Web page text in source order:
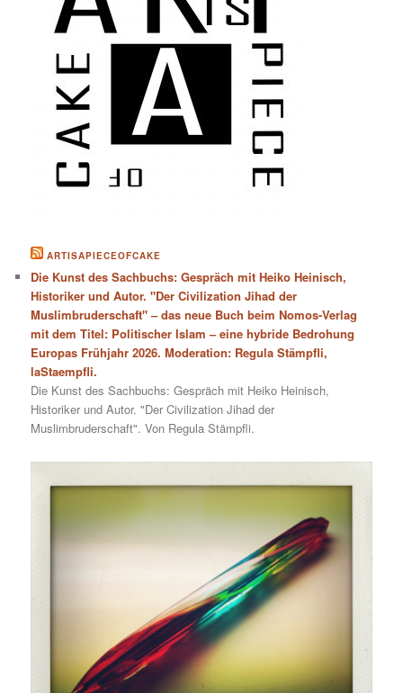
ARTISAPIECEOFCAKE
Die Kunst des Sachbuchs: Gespräch mit Heiko Heinisch,
Historiker und Autor. "Der Civilization Jihad der
Muslimbruderschaft" – das neue Buch beim Nomos-Verlag
mit dem Titel: Politischer Islam – eine hybride Bedrohung
Europas Frühjahr 2026. Moderation: Regula Stämpfli,
laStaempfli.
Die Kunst des Sachbuchs: Gespräch mit Heiko Heinisch,
Historiker und Autor. "Der Civilization Jihad der
Muslimbruderschaft". Von Regula Stämpfli.